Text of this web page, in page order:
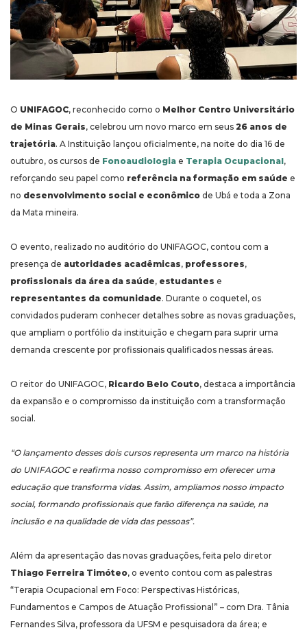
O UNIFAGOC, reconhecido como o Melhor Centro Universitário
de Minas Gerais, celebrou um novo marco em seus 26 anos de
trajetória. A Instituição lançou oficialmente, na noite do dia 16 de
outubro, os cursos de Fonoaudiologia e Terapia Ocupacional,
reforçando seu papel como referência na formação em saúde e
no desenvolvimento social e econômico de Ubá e toda a Zona
da Mata mineira.
O evento, realizado no auditório do UNIFAGOC, contou com a
presença de autoridades acadêmicas, professores,
profissionais da área da saúde, estudantes e
representantes da comunidade. Durante o coquetel, os
convidados puderam conhecer detalhes sobre as novas graduações,
que ampliam o portfólio da instituição e chegam para suprir uma
demanda crescente por profissionais qualificados nessas áreas.
O reitor do UNIFAGOC, Ricardo Belo Couto, destaca a importância
da expansão e o compromisso da instituição com a transformação
social.
“O lançamento desses dois cursos representa um marco na história
do UNIFAGOC e reafirma nosso compromisso em oferecer uma
educação que transforma vidas. Assim, ampliamos nosso impacto
social, formando profissionais que farão diferença na saúde, na
inclusão e na qualidade de vida das pessoas”.
Além da apresentação das novas graduações, feita pelo diretor
Thiago Ferreira Timóteo, o evento contou com as palestras
“Terapia Ocupacional em Foco: Perspectivas Históricas,
Fundamentos e Campos de Atuação Profissional” – com Dra. Tânia
Fernandes Silva, professora da UFSM e pesquisadora da área; e